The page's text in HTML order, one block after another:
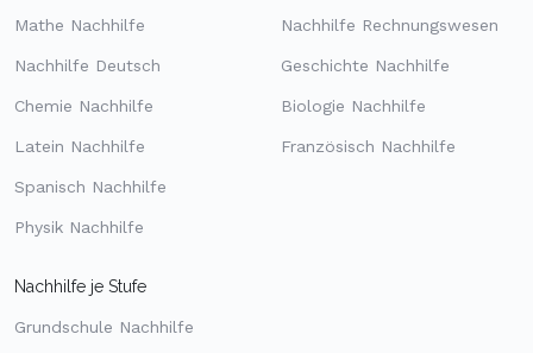
Mathe Nachhilfe
Nachhilfe Deutsch
Chemie Nachhilfe
Latein Nachhilfe
Spanisch Nachhilfe
Physik Nachhilfe
Nachhilfe Rechnungswesen
Geschichte Nachhilfe
Biologie Nachhilfe
Französisch Nachhilfe
Nachhilfe je Stufe
Grundschule Nachhilfe